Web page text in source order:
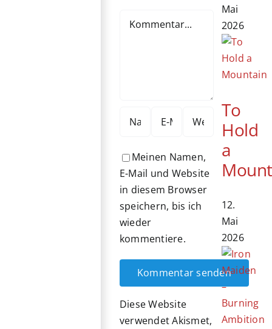
Meinen Namen,
E-Mail und Website
in diesem Browser
speichern, bis ich
wieder
kommentiere.
Diese Website
verwendet Akismet,
Mai
2026
To
Hold
a
12.
Mai
2026